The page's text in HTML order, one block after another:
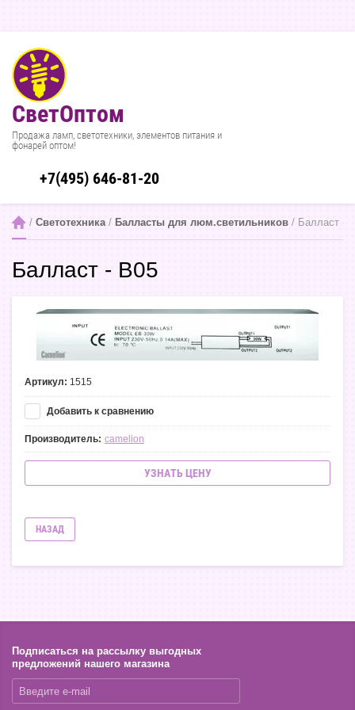
СветОптом
Продажа ламп, светотехники, элементов питания и
фонарей оптом!
+7(495) 646-81-20
/ Светотехника / Балласты для люм.светильников / Балласт -
Балласт - B05
Артикул: 1515
Добавить к сравнению
Производитель: camelion
УЗНАТЬ ЦЕНУ
НАЗАД
Подписаться на рассылку выгодных
предложений нашего магазина